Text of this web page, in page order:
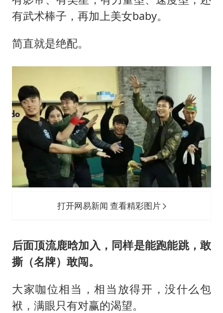
有武术棒子，再加上美女baby。
简直就是绝配。
打开网易新闻 查看精彩图片
后面顶流鹿晗加入，同样是能跑能跳，敢
撕（名牌）敢闯。
大家咖位相当，相当放得开，没什么包
袱，满眼只有对赢的渴望。